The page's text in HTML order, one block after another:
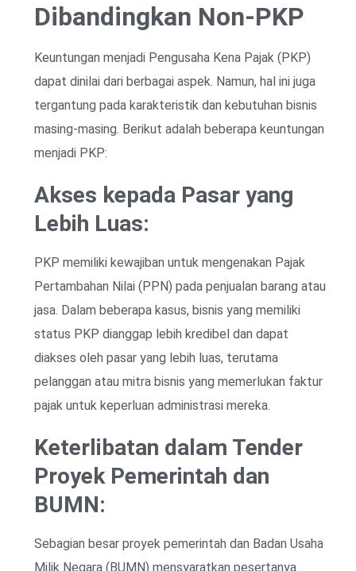
Dibandingkan Non-PKP
Keuntungan menjadi Pengusaha Kena Pajak (PKP)
dapat dinilai dari berbagai aspek. Namun, hal ini juga
tergantung pada karakteristik dan kebutuhan bisnis
masing-masing. Berikut adalah beberapa keuntungan
menjadi PKP:
Akses kepada Pasar yang
Lebih Luas:
PKP memiliki kewajiban untuk mengenakan Pajak
Pertambahan Nilai (PPN) pada penjualan barang atau
jasa. Dalam beberapa kasus, bisnis yang memiliki
status PKP dianggap lebih kredibel dan dapat
diakses oleh pasar yang lebih luas, terutama
pelanggan atau mitra bisnis yang memerlukan faktur
pajak untuk keperluan administrasi mereka.
Keterlibatan dalam Tender
Proyek Pemerintah dan
BUMN:
Sebagian besar proyek pemerintah dan Badan Usaha
Milik Negara (BUMN) mensyaratkan pesertanya